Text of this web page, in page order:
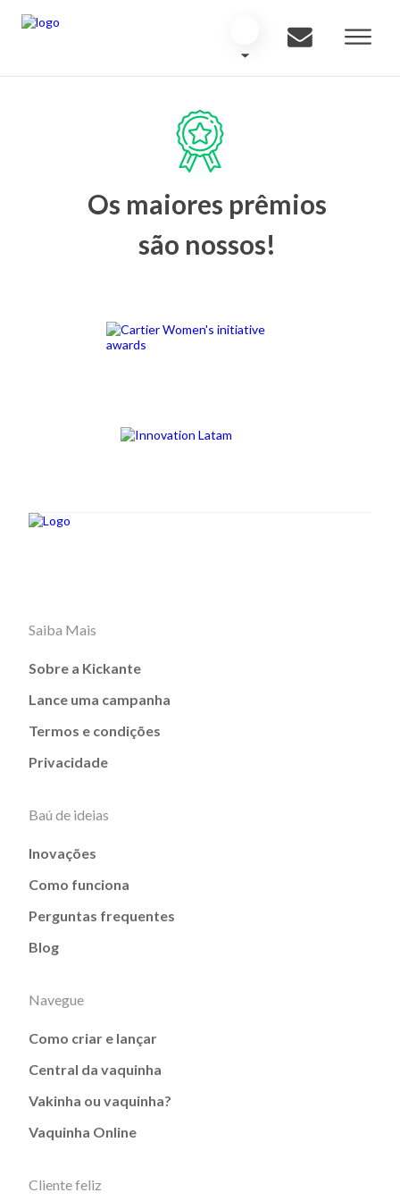
Os maiores prêmios
são nossos!
Saiba Mais
Sobre a Kickante
Lance uma campanha
Termos e condições
Privacidade
Baú de ideias
Inovações
Como funciona
Perguntas frequentes
Blog
Navegue
Como criar e lançar
Central da vaquinha
Vakinha ou vaquinha?
Vaquinha Online
Cliente feliz